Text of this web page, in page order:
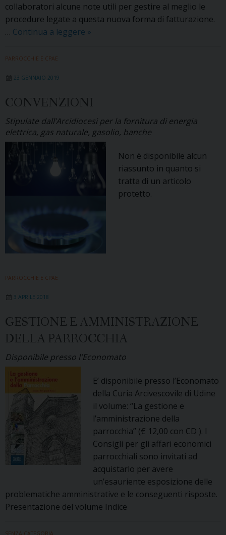
collaboratori alcune note utili per gestire al meglio le
procedure legate a questa nuova forma di fatturazione.
… Continua a leggere Fatturazione
ecclesiali
»
PARROCCHIE E CPAE
23 GENNAIO 2019
CONVENZIONI
Stipulate dall’Arcidiocesi per la fornitura di energia
elettrica, gas naturale, gasolio, banche
Non è disponibile alcun
riassunto in quanto si
tratta di un articolo
protetto.
PARROCCHIE E CPAE
3 APRILE 2018
GESTIONE E AMMINISTRAZIONE
DELLA PARROCCHIA
Disponibile presso l'Economato
E’ disponibile presso l’Economato
della Curia Arcivescovile di Udine
il volume: “La gestione e
l’amministrazione della
parrocchia” (€ 12,00 con CD ). I
Consigli per gli affari economici
parrocchiali sono invitati ad
acquistarlo per avere
un’esauriente esposizione delle
problematiche amministrative e le conseguenti risposte.
Presentazione del volume Indice
SENZA CATEGORIA